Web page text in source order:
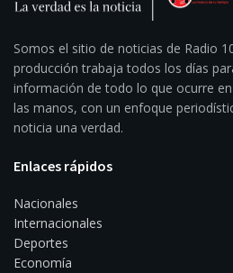
Somos el sitio de noticias de Radio
producción trabaja todos los días
información de todo lo que ocurre
las manos, con un enfoque
noticia una verdad.
Enlaces rápidos
Nacionales
Internacionales
Deportes
Economía